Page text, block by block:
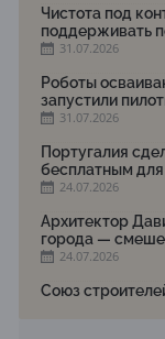
Чистота под
поддерживать
31.07.2026
Роботы
запустили
31.07.2026
Португалия
бесплатным
24.07.2026
Архитектор
города —
24.07.2026
Союз
мероприятие